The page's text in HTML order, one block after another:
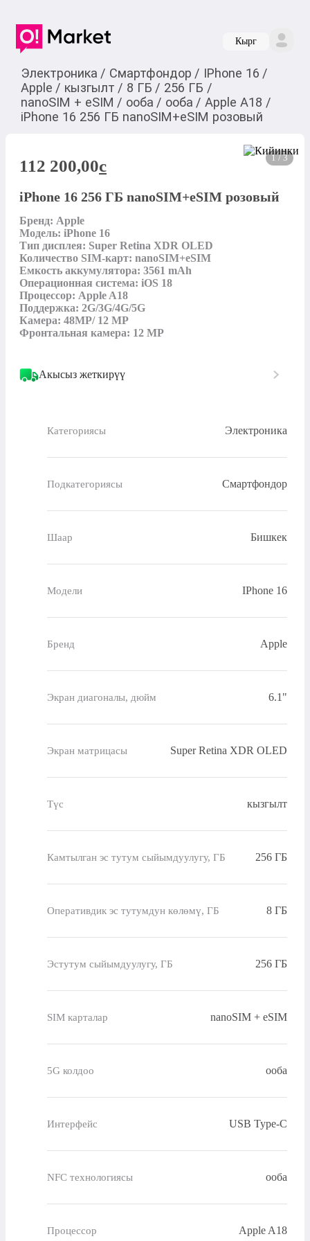
Кырг
Электроника / Смартфондор / IPhone 16 /
Apple / кызгылт / 8 ГБ / 256 ГБ /
nanoSIM + eSIM / ооба / ооба / Apple A18 /
iPhone 16 256 ГБ nanoSIM+eSIM розовый
1 / 3
112 200,00c
iPhone 16 256 ГБ nanoSIM+eSIM розовый
Бренд: Apple
Модель: iPhone 16
Тип дисплея: Super Retina XDR OLED
Количество SIM-карт: nanoSIM+eSIM
Емкость аккумулятора: 3561 mAh
Операционная система: iOS 18
Процессор: Apple A18
Поддержка: 2G/3G/4G/5G
Камера: 48MP/ 12 MP
Фронтальная камера: 12 MP
Акысыз жеткирүү
Категориясы Электроника
Подкатегориясы Смартфондор
Шаар Бишкек
Модели IPhone 16
Бренд Apple
Экран диагоналы, дюйм 6.1"
Экран матрицасы Super Retina XDR OLED
Түс кызгылт
Камтылган эс тутум сыйымдуулугу, ГБ 256 ГБ
Оперативдик эс тутумдун көлөмү, ГБ 8 ГБ
Эстутум сыйымдуулугу, ГБ 256 ГБ
SIM карталар nanoSIM + eSIM
5G колдоо ооба
Интерфейс USB Type-C
NFC технологиясы ооба
Процессор Apple A18